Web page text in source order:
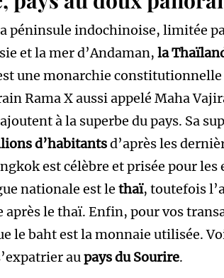
péninsule indochinoise, limitée
et la mer d’Andaman, la
une monarchie
Rama X aussi appelé Maha
à la superbe du pays. Sa
d’habitantsd’après les
est célèbre et prisée pour
nationale est le thaï, toutefois
après le thaï. Enfin, pour vos
le baht est la monnaie utilisée.
au pays du Sourire.